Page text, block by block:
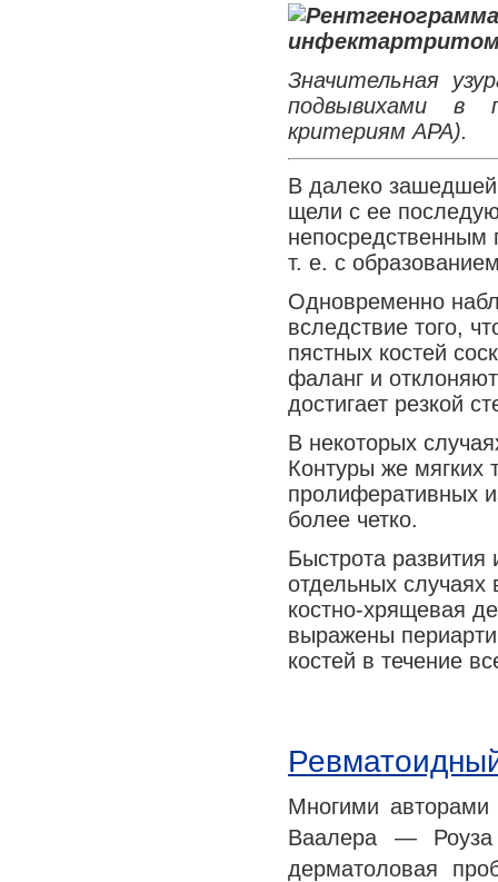
Значительная
подвывихами в
критериям АРА).
В далеко зашедшей
щели с ее
непосредственным
т. е. с
Одновременно
вследствие того,
пястных костей
фаланг и
достигает резкой
В некоторых
Контуры же мягких
пролиферативных
более четко.
Быстрота развития
отдельных
костно-хрящевая
выражены
костей в течение
Многими авторами
Ваалера — Роуза
дерматоловая